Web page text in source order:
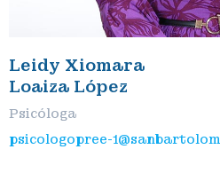
Leidy Xiomara
Loaiza López
Psicóloga
psicologopree-